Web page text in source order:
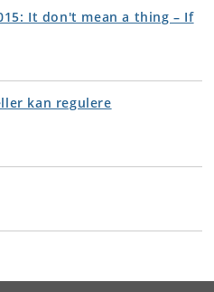
It don't mean a thing – If
kan regulere